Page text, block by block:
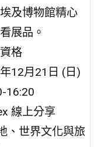
及博物館精心
展品。
格
12月21日 (日)
16:20
線上分享
、世界文化與旅